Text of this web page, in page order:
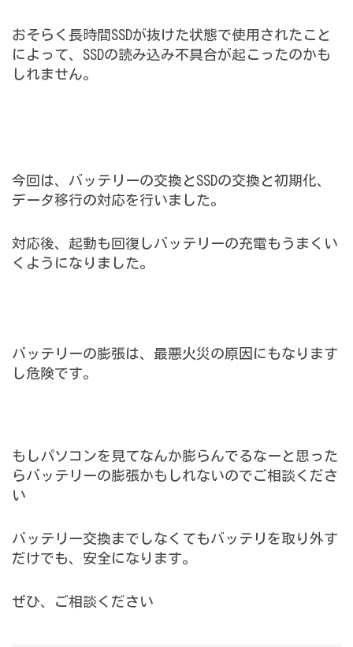
おそらく長時間SSDが抜けた状態で使用されたこと
によって、SSDの読み込み不具合が起こったのかも
しれません。
今回は、バッテリーの交換とSSDの交換と初期化、
データ移行の対応を行いました。
対応後、起動も回復しバッテリーの充電もうまくい
くようになりました。
バッテリーの膨張は、最悪火災の原因にもなります
し危険です。
もしパソコンを見てなんか膨らんでるなーと思った
らバッテリーの膨張かもしれないのでご相談くださ
い
バッテリー交換までしなくてもバッテリを取り外す
だけでも、安全になります。
ぜひ、ご相談ください